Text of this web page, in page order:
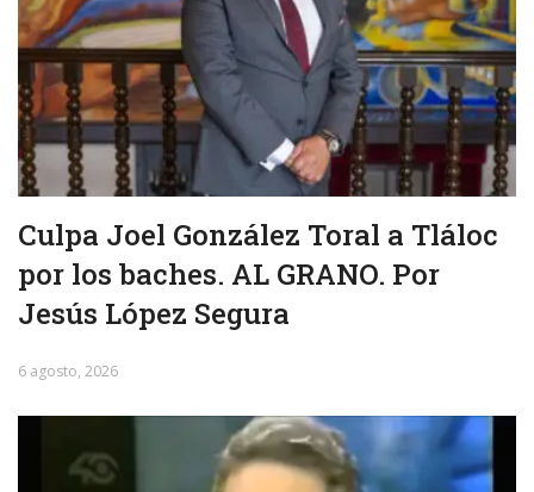
Culpa Joel González Toral a Tláloc
por los baches. AL GRANO. Por
Jesús López Segura
6 agosto, 2026